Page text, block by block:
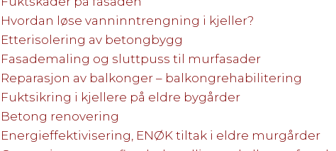
Hvordan løse vanninntrengning i kjeller?
Etterisolering av betongbygg
Fasademaling og sluttpuss til murfasader
Reparasjon av balkonger – balkongrehabilitering
Fuktsikring i kjellere på eldre bygårder
Betong renovering
Energieffektivisering, ENØK tiltak i eldre murgårder